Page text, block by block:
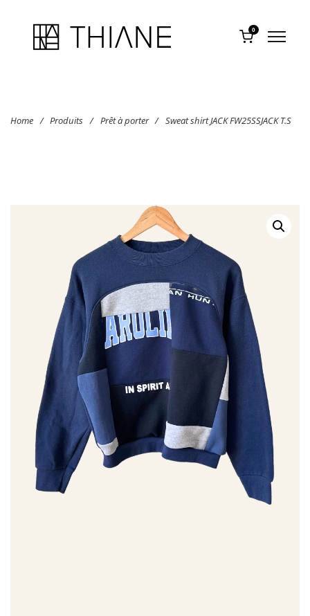
0
Home / Produits / Prêt à porter / Sweat shirt JACK FW25SSJACK T.S